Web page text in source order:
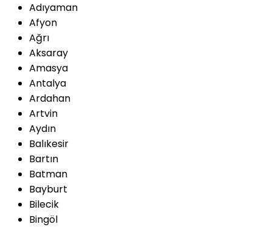
Adıyaman
Afyon
Ağrı
Aksaray
Amasya
Antalya
Ardahan
Artvin
Aydın
Balıkesir
Bartın
Batman
Bayburt
Bilecik
Bingöl